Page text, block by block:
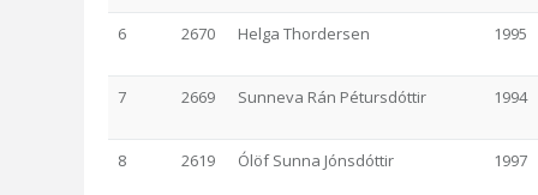
6 2670 Helga Thordersen 1995
7 2669 Sunneva Rán Pétursdóttir 1994
8 2619 Ólöf Sunna Jónsdóttir 1997